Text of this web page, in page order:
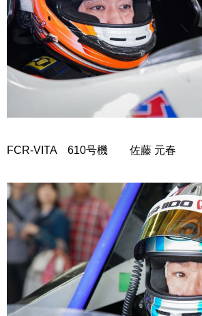
FCR-VITA 610号機 佐藤 元春